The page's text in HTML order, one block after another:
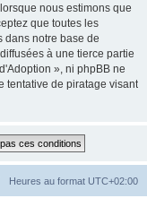
nous estimons que
que toutes les
dans notre base de
à une tierce partie
», ni phpBB ne
tentative de piratage visant
Heures au format UTC+02:00